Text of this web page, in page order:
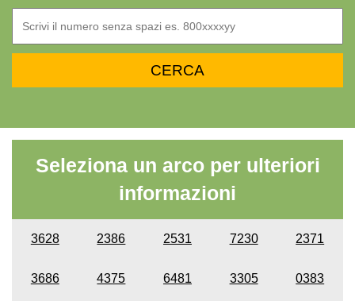
Seleziona un arco per ulteriori
informazioni
3628 2386 2531 7230 2371
3686 4375 6481 3305 0383